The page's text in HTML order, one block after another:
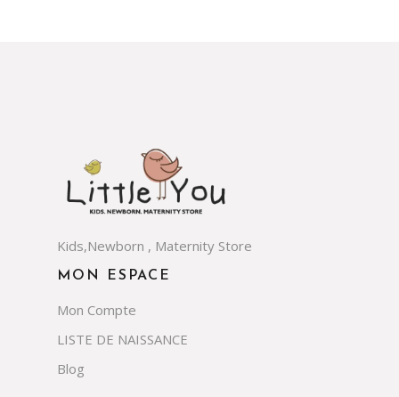
MON ESPACE
Mon Compte
LISTE DE NAISSANCE
Blog
Kids,Newborn , Maternity Store